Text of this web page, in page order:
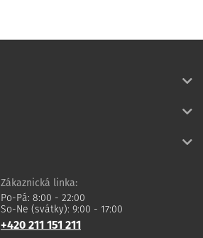
Zákaznická linka:
Po-Pá: 8:00 - 22:00
So-Ne (svátky): 9:00 - 17:00
+420 211 151 211